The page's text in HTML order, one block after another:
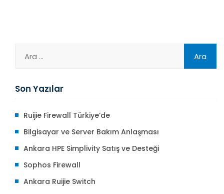
Son Yazılar
Ruijie Firewall Türkiye’de
Bilgisayar ve Server Bakım Anlaşması
Ankara HPE Simplivity Satış ve Desteği
Sophos Firewall
Ankara Ruijie Switch